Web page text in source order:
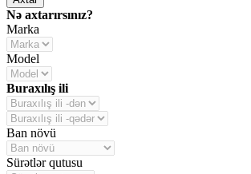
Nə axtarırsınız?
Marka
Model
Buraxılış ili
Ban növü
Sürətlər qutusu